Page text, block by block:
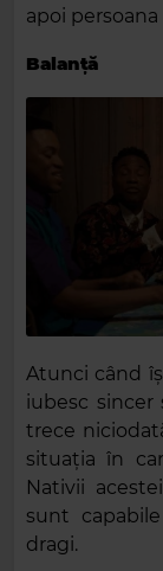
apoi
Balanță
Atunci când
iubesc sincer
trece
situația în
Nativii
sunt
dragi.